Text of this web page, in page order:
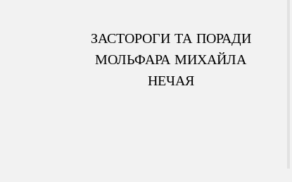
ЗАСТОРОГИ ТА ПОРАДИ
МОЛЬФАРА МИХАЙЛА
НЕЧАЯ